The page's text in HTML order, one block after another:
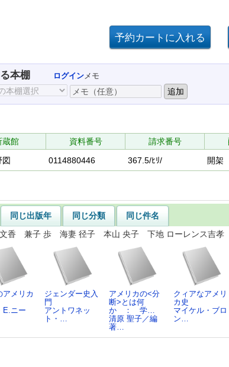
本棚 ログインメモ
蔵館 資料番号 請求番号
図 0114880446 367.5/ﾋﾘ/ 開架
同じ出版年 同じ分類
同じ件名
香 兼子 歩 海妻 径子 本山 央子 下地 ローレンス吉
アメリカ
E.ニー
ジェンダー史入
門
アントワネッ
ト・…
アメリカの<分
断>とは何
か ： 学…
清原 聖子／編
著…
クィアなアメリ
カ史
マイケル・ブロ
ン…